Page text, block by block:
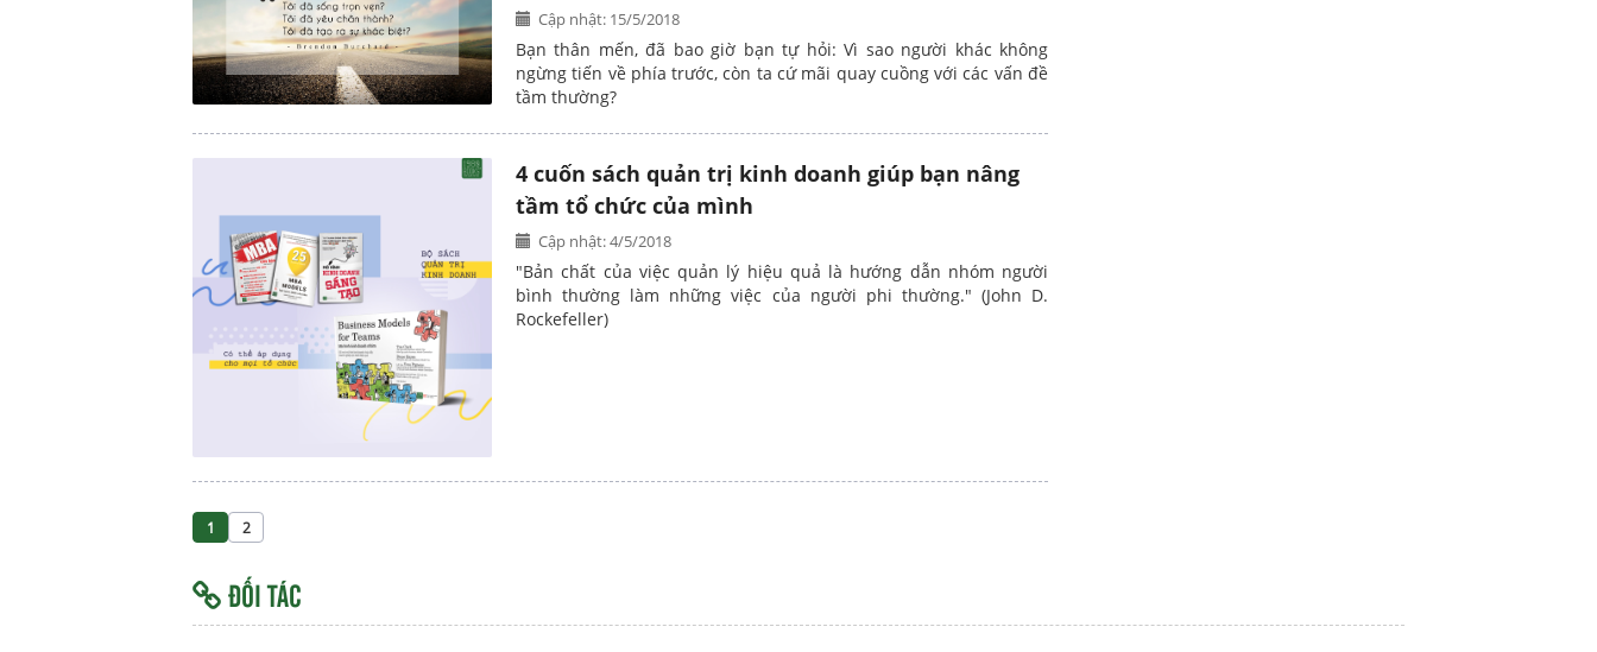
Cập nhật: 15/5/2018
Bạn thân mến, đã bao giờ bạn tự hỏi: Vì sao người khác không
ngừng tiến về phía trước, còn ta cứ mãi quay cuồng với các vấn đề
tầm thường?
4 cuốn sách quản trị kinh doanh giúp bạn nâng
tầm tổ chức của mình
Cập nhật: 4/5/2018
"Bản chất của việc quản lý hiệu quả là hướng dẫn nhóm người
bình thường làm những việc của người phi thường." (John D.
Rockefeller)
1 2
ĐỐI TÁC